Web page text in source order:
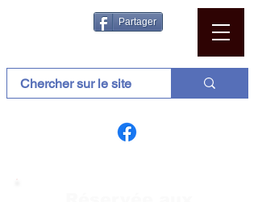
Partager